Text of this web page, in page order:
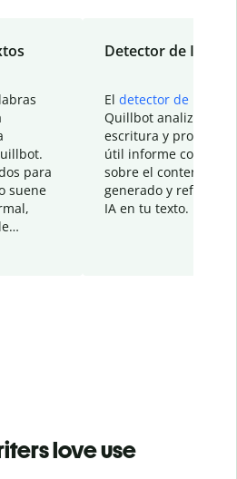
para
suene
Detector de IA
El detector de IA
Quillbot analiza tu
escritura y
útil informe con
sobre el contenido
generado y refinado
IA en tu texto.
love use